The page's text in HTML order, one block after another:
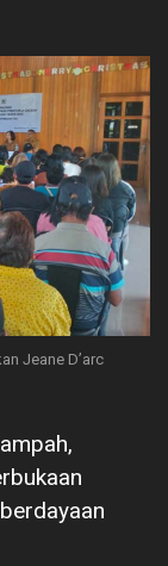
Jeane D’arc